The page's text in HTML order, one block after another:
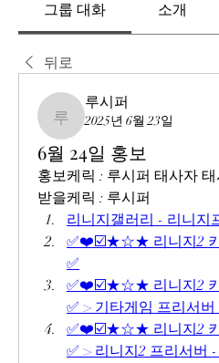
그룹 대화 소개
뒤로
루시퍼
루시퍼
2025년 6월 23일
6월 24일 홍보
홍보케릭 : 루시퍼 태사자
받을케릭 : 루시퍼
리니지갤러리 - 리니지
✅❤️☑️★☆★ 리니지2
✅
✅❤️☑️★☆★ 리니지2
✅ > 기타게임 프리서
✅❤️☑️★☆★ 리니지2
✅ > 리니지2 프리서버